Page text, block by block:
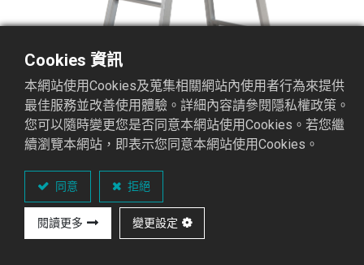
SCL-08 馬椅梯
馬椅梯CC系列
重點介紹
Cookies 資訊
本網站使用Cookies及蒐集相關網站內使用者行為來提供
最佳服務並改善使用體驗。詳細內容請參閱隱私權政策。
您可以隨時變更您是否同意本網站使用Cookies。若您繼
續瀏覽本網站，即表示您同意本網站使用Cookies。
同意 拒絕
閱讀更多 變更設定